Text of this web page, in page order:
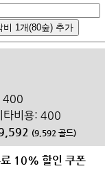
비 1개(80숲) 추가
400
타비용: 400
(9,592 골드)
10% 할인 쿠폰